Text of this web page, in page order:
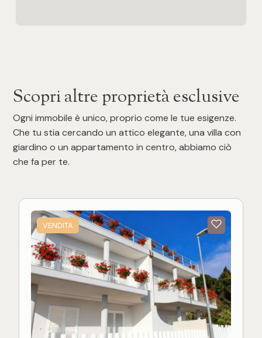
Scopri altre proprietà esclusive
Ogni immobile è unico, proprio come le tue esigenze.
Che tu stia cercando un attico elegante, una villa con
giardino o un appartamento in centro, abbiamo ciò
che fa per te.
VENDITA